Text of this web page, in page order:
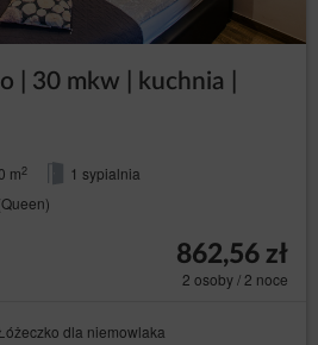
| 30 mkw | kuchnia |
m2
1 sypialnia
862,56 zł
2 osoby / 2 noce
dla niemowlaka